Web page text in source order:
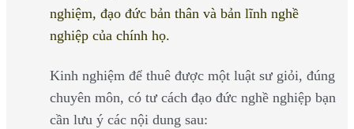
nghiệm, đạo đức bản thân và bản lĩnh nghề
nghiệp của chính họ.
Kinh nghiệm để thuê được một luật sư giỏi, đúng
chuyên môn, có tư cách đạo đức nghề nghiệp bạn
cần lưu ý các nội dung sau: